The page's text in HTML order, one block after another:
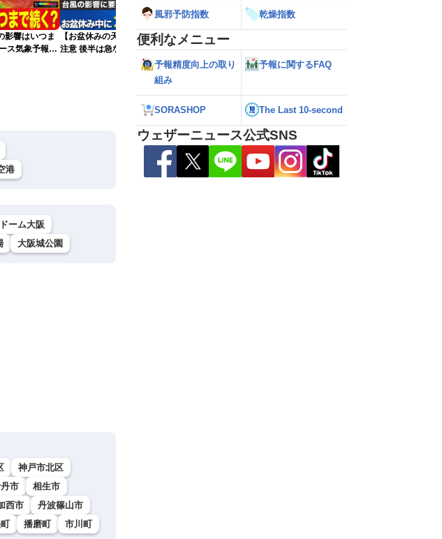
影響はいつま
ス気象予報士
【お盆休みの天気2026】台風の影響に要
注意 後半は急な雷雨の心配も
【ゲリラ雷雨】長野県で1時間に約
100mmの猛烈な雨／気象防災速報・記
録的短時間大雨
港
ーム大阪
大阪城公園
神戸市北区
市
相生市
西市
丹波篠山市
播磨町
市川町
風邪予防指数 乾燥指数
便利なメニュー
予報精度向上の取り
組み
予報に関するFAQ
SORASHOP The Last 10-second
ウェザーニュース公式SNS